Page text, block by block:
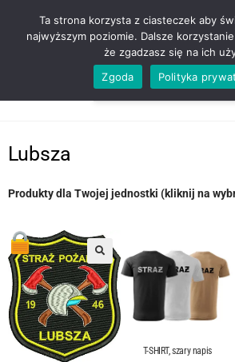
ZADZWOŃ TEL. 600 352 938
Lubsza
Produkty dla Twojej jednostki (kliknij na
T-SHIRT, szary napis
Ta strona korzysta z ciasteczek aby
najwyższym poziomie. Dalsze
że zgadzasz się na ich
Zgoda
Polityka